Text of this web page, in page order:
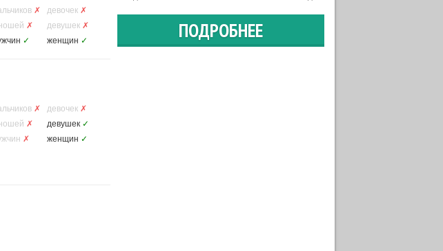
✗ девочек ✗
✗ девушек ✗
✓ женщин ✓
✗ девочек ✗
✗ девушек ✓
✗ женщин ✓
ПОДРОБНЕЕ